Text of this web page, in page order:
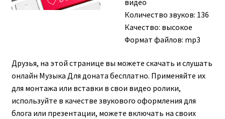
Количество звуков: 136
Качество: высокое
Формат файлов: mp3
Друзья, на этой странице вы можете скачать и слушать
онлайн Музыка Для доната бесплатно. Применяйте их
для монтажа или вставки в свои видео ролики,
используйте в качестве звукового оформления для
блога или презентации, можете включать на своих